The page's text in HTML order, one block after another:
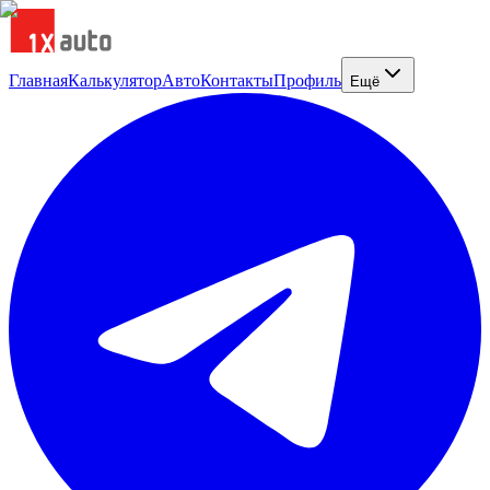
ГлавнаяКалькуляторАвтоКонтактыПрофиль Ещё